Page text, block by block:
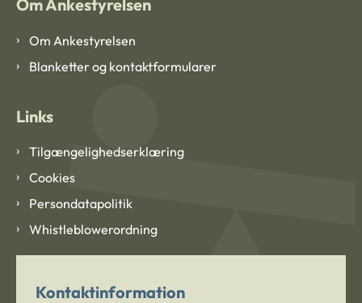
Om Ankestyrelsen
Om Ankestyrelsen
Blanketter og kontaktformularer
Links
Tilgængelighedserklæring
Cookies
Persondatapolitik
Whistleblowerordning
Kontaktinformation